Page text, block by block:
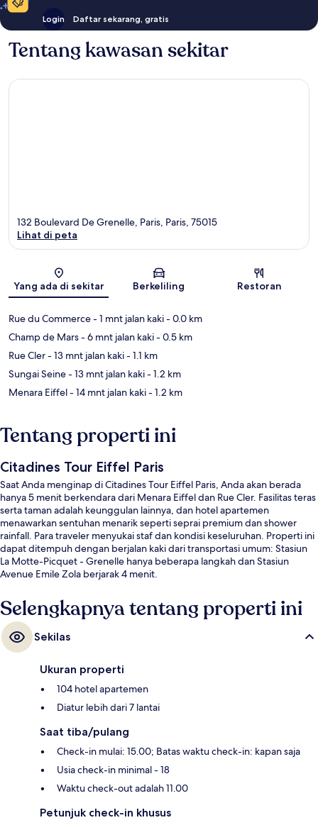
Login Daftar sekarang, gratis
Tentang kawasan sekitar
Peta
132 Boulevard De Grenelle, Paris, Paris, 75015
Lihat di peta
Yang ada di sekitar Berkeliling Restoran
Rue du Commerce- 1 mnt jalan kaki- 0.0 km
Champ de Mars- 6 mnt jalan kaki- 0.5 km
Rue Cler- 13 mnt jalan kaki- 1.1 km
Sungai Seine- 13 mnt jalan kaki- 1.2 km
Menara Eiffel- 14 mnt jalan kaki- 1.2 km
Tentang properti ini
Citadines Tour Eiffel Paris
Saat Anda menginap di Citadines Tour Eiffel Paris, Anda akan berada
hanya 5 menit berkendara dari Menara Eiffel dan Rue Cler. Fasilitas teras
serta taman adalah keunggulan lainnya, dan hotel apartemen
menawarkan sentuhan menarik seperti seprai premium dan shower
rainfall. Para traveler menyukai staf dan kondisi keseluruhan. Properti ini
dapat ditempuh dengan berjalan kaki dari transportasi umum: Stasiun
La Motte-Picquet - Grenelle hanya beberapa langkah dan Stasiun
Avenue Emile Zola berjarak 4 menit.
Selengkapnya tentang properti ini
Sekilas
Ukuran properti
104 hotel apartemen
Diatur lebih dari 7 lantai
Saat tiba/pulang
Check-in mulai: 15.00; Batas waktu check-in: kapan saja
Usia check-in minimal - 18
Waktu check-out adalah 11.00
Petunjuk check-in khusus